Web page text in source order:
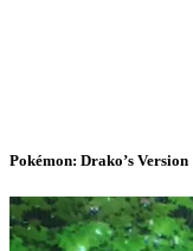
Pokémon: Drako’s Version